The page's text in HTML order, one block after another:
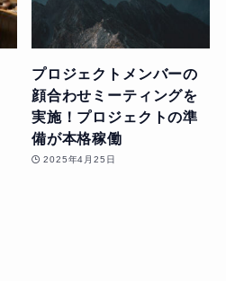
プロジェクトメンバーの
顔合わせミーティングを
実施！プロジェクトの準
備が本格稼働
2025年4月25日